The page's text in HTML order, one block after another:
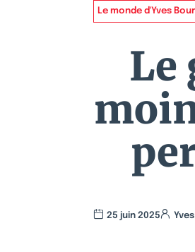
Le monde d'Yves
Le
25 juin 2025